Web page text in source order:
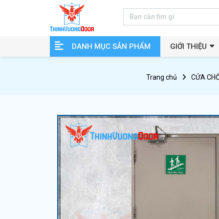
DANH MỤC SẢN PHẨM GIỚI THIỆU
Trang chủ CỬA